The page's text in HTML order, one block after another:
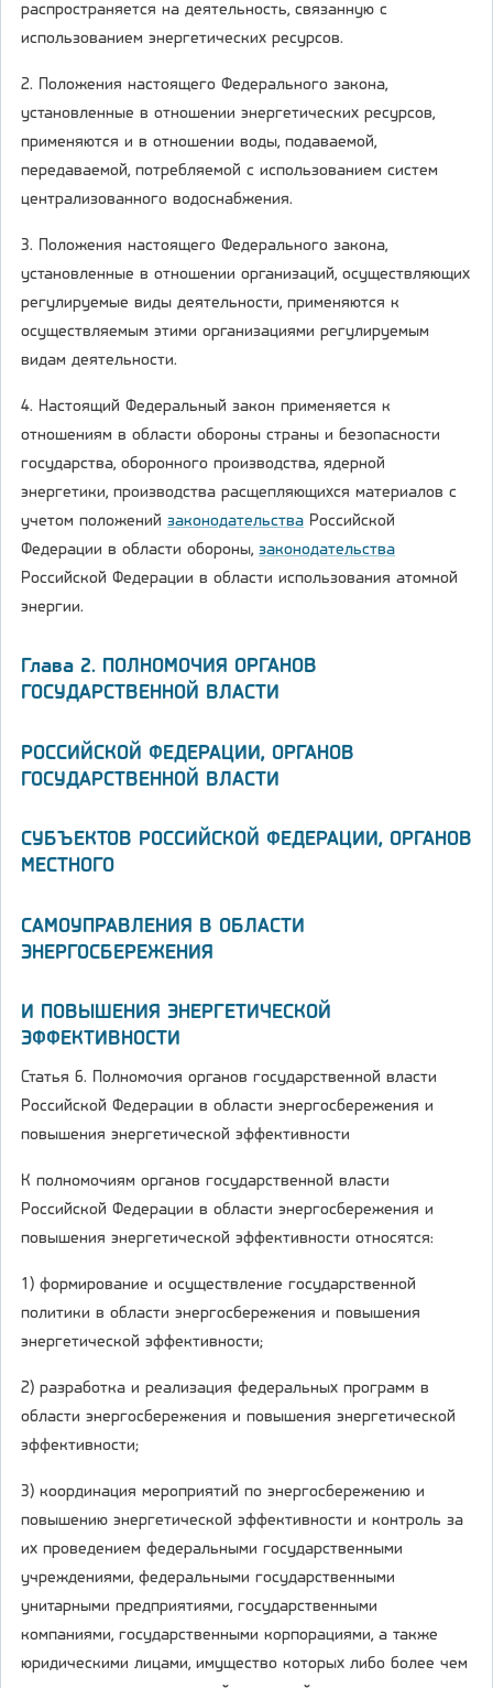
распространяется на деятельность, связанную с
использованием энергетических ресурсов.
2. Положения настоящего Федерального закона,
установленные в отношении энергетических ресурсов,
применяются и в отношении воды, подаваемой,
передаваемой, потребляемой с использованием систем
централизованного водоснабжения.
3. Положения настоящего Федерального закона,
установленные в отношении организаций, осуществляющих
регулируемые виды деятельности, применяются к
осуществляемым этими организациями регулируемым
видам деятельности.
4. Настоящий Федеральный закон применяется к
отношениям в области обороны страны и безопасности
государства, оборонного производства, ядерной
энергетики, производства расщепляющихся материалов с
учетом положений законодательства Российской
Федерации в области обороны, законодательства
Российской Федерации в области использования атомной
энергии.
Глава 2. ПОЛНОМОЧИЯ ОРГАНОВ
ГОСУДАРСТВЕННОЙ ВЛАСТИ
РОССИЙСКОЙ ФЕДЕРАЦИИ, ОРГАНОВ
ГОСУДАРСТВЕННОЙ ВЛАСТИ
СУБЪЕКТОВ РОССИЙСКОЙ ФЕДЕРАЦИИ, ОРГАНОВ
МЕСТНОГО
САМОУПРАВЛЕНИЯ В ОБЛАСТИ
ЭНЕРГОСБЕРЕЖЕНИЯ
И ПОВЫШЕНИЯ ЭНЕРГЕТИЧЕСКОЙ
ЭФФЕКТИВНОСТИ
Статья 6. Полномочия органов государственной власти
Российской Федерации в области энергосбережения и
повышения энергетической эффективности
К полномочиям органов государственной власти
Российской Федерации в области энергосбережения и
повышения энергетической эффективности относятся:
1) формирование и осуществление государственной
политики в области энергосбережения и повышения
энергетической эффективности;
2) разработка и реализация федеральных программ в
области энергосбережения и повышения энергетической
эффективности;
3) координация мероприятий по энергосбережению и
повышению энергетической эффективности и контроль за
их проведением федеральными государственными
учреждениями, федеральными государственными
унитарными предприятиями, государственными
компаниями, государственными корпорациями, а также
юридическими лицами, имущество которых либо более чем